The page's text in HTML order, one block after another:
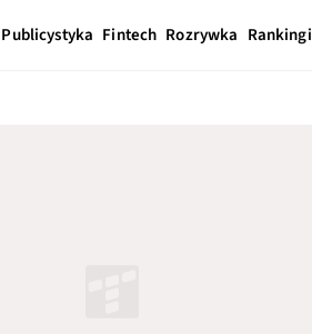
Publicystyka Fintech Rozrywka Rankingi